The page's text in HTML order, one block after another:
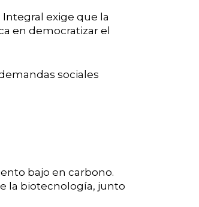
exige que la
en democratizar el
sociales
bajo en carbono.
la biotecnología, junto